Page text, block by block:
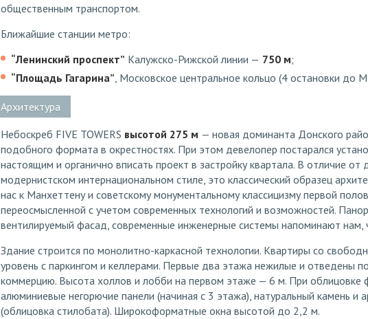
общественным транспортом.
Ближайшие станции метро:
“Ленинский проспект” Калужско-Рижской линии — 750 м;
“Площадь Гагарина” , Московское центральное кольцо (4 остановки
Архитектура
Небоскреб FIVE TOWERS высотой 275 м — новая доминанта Донского
подобного формата в окрестностях. При этом девелопер постарался
настоящим и органично вписать проект в застройку квартала. В отличие от
модернистском интернациональном стиле, это классический образец
нас к Манхеттену и советскому монументальному классицизму первой
переосмысленной с учетом современных технологий и возможностей.
вентилируемый фасад, современные инженерные системы напоминают нам,
Здание строится по монолитно-каркасной технологии. Квартиры со
уровень с паркингом и келлерами. Первые два этажа нежилые и отведены
коммерцию. Высота холлов и лобби на первом этаже — 6 м. При облицовке
алюминиевые негорючие панели (начиная с 3 этажа), натуральный камень и
(облицовка стилобата). Широкоформатные окна высотой до 2,2 м.